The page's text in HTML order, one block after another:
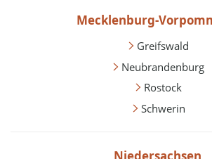
Mecklenburg-
Greifswald
Neubrandenburg
Rostock
Schwerin
Niedersachsen